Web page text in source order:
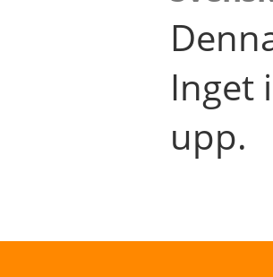
Inget
upp.